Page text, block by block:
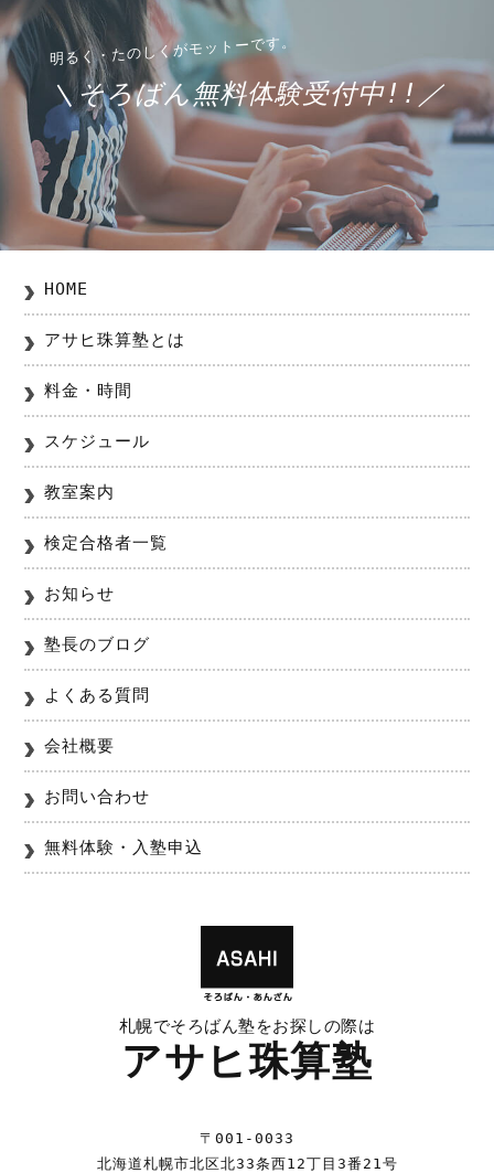
＼そろばん無料体験受付中!!／
HOME
アサヒ珠算塾とは
料金・時間
スケジュール
教室案内
検定合格者一覧
お知らせ
塾長のブログ
よくある質問
会社概要
お問い合わせ
無料体験・入塾申込
札幌でそろばん塾をお探しの際は
アサヒ珠算塾
〒001-0033
北海道札幌市北区北33条西12丁目3番21号